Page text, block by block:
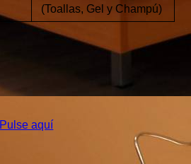
(Toallas, Gel y Champú)
Pulse aquí